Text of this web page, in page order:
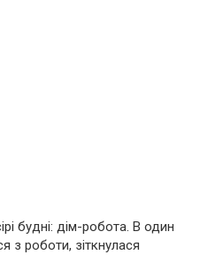
будні: дім-робота. В один
з роботи, зіткнулася